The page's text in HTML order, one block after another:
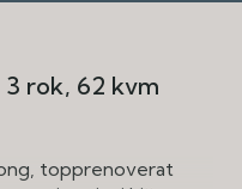
3 rok 62 kvm
topprenoverat